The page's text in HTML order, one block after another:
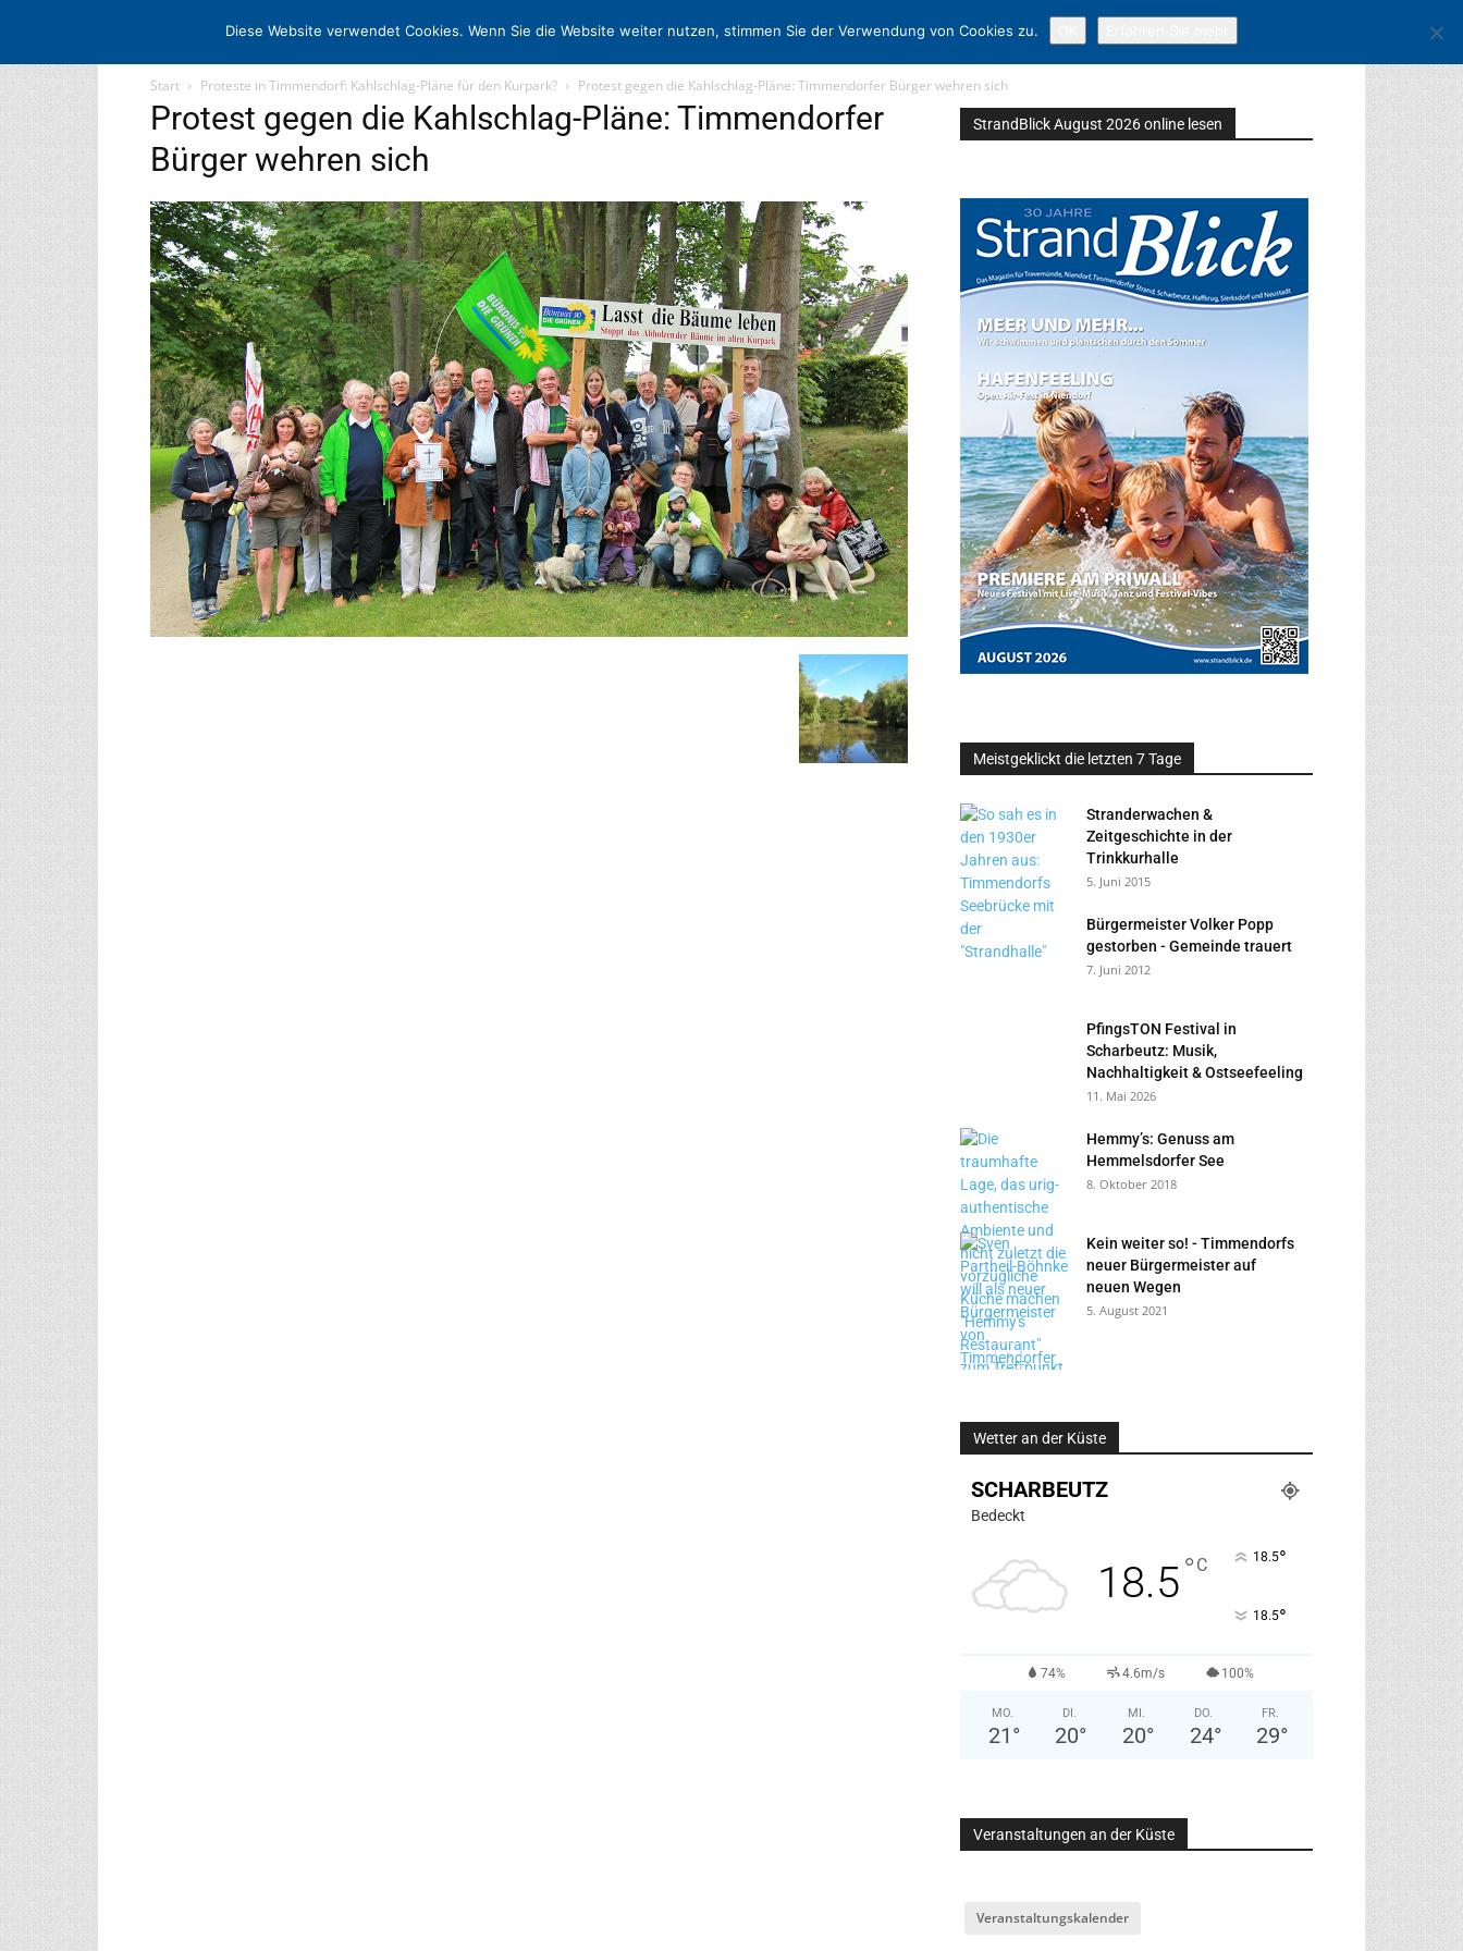
STARTSEITE ARCHIV MEDIADATEN KONTAKT
Start Proteste in Timmendorf: Kahlschlag-Pläne für den Kurpark? Protest gegen die Kahlschlag-Pläne: Timmendorfer Bürger wehren sich
Protest gegen die Kahlschlag-Pläne: Timmendorfer
Bürger wehren sich
StrandBlick August 2026 online lesen
Meistgeklickt die letzten 7 Tage
Stranderwachen &
Zeitgeschichte in der
Trinkkurhalle
5. Juni 2015
Bürgermeister Volker Popp
gestorben - Gemeinde trauert
7. Juni 2012
PfingsTON Festival in
Scharbeutz: Musik,
Nachhaltigkeit & Ostseefeeling
11. Mai 2026
Hemmy’s: Genuss am
Hemmelsdorfer See
8. Oktober 2018
Kein weiter so! - Timmendorfs
neuer Bürgermeister auf
neuen Wegen
5. August 2021
Wetter an der Küste
SCHARBEUTZ
Bedeckt
18.5°C 18.5°
18.5°
74% 4.6m/s 100%
MO.
21 °
DI.
20°
MI.
20°
DO.
24°
FR.
29°
Veranstaltungen an der Küste
Veranstaltungskalender
Diese Website verwendet Cookies. Wenn Sie die Website weiter nutzen, stimmen Sie der Verwendung von Cookies zu.